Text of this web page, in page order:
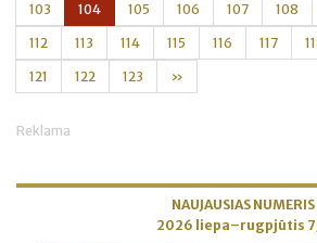
103 104 105 106 107 108
112 113 114 115 116 117
121 122 123 »
Reklama
NAUJAUSIAS NUMERIS
2026 liepa–rugpjūtis